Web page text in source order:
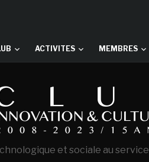
ACTIVITES MEMBRES
et sociale au